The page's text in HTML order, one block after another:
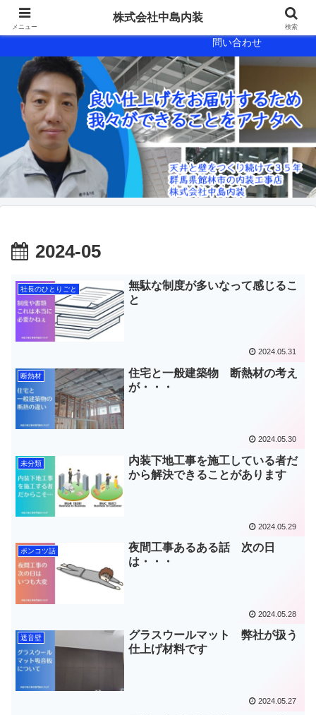
問い合わせ
2024-05
社長のひとりごと
無駄な制度が多いなって感じるこ
と
2024.05.31
断熱材
住宅と一般建築物 断熱材の考え
が・・・
2024.05.30
未分類
内装下地工事を施工している者だ
から解決できることがあります
2024.05.29
ポンコツ話
夜間工事あるある話 次の日
は・・・
2024.05.28
遮音壁
グラスウールマット 弊社が扱う
仕上げ材料です
2024.05.27
メニュー
株式会社中島内装
検索